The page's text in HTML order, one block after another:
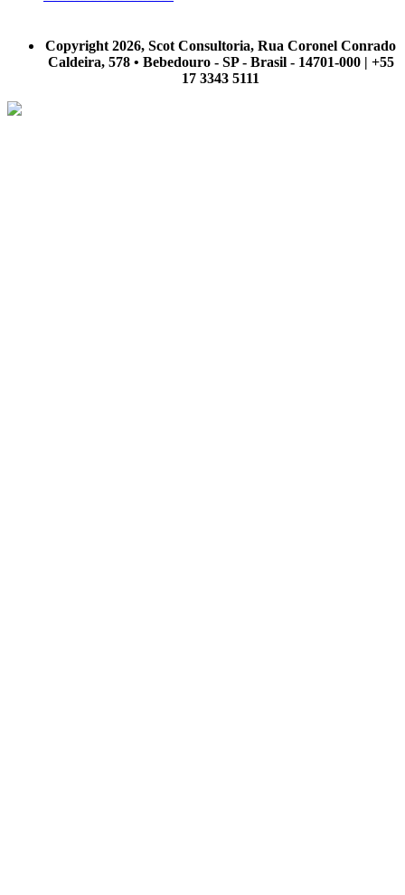
Copyright 2026, Scot Consultoria, Rua Coronel Conrado
Caldeira, 578 • Bebedouro - SP - Brasil - 14701-000 | +55
17 3343 5111